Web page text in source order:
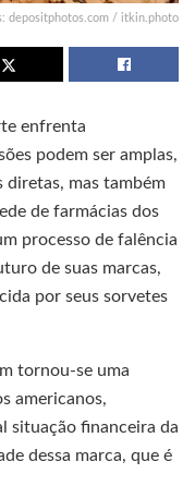
depositphotos.com / itkin.photo
enfrenta
podem ser amplas,
diretas, mas também
de farmácias dos
processo de falência
de suas marcas,
por seus sorvetes
tornou-se uma
americanos,
situação financeira da
dessa marca, que é